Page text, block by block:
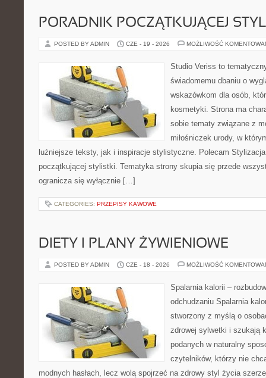
PORADNIK POCZĄTKUJĄCEJ
POSTED BY ADMIN CZE - 19 - 2026 MOŻLIWOŚĆ
Studio Veriss to
świadomemu dbaniu o
wskazówkom dla osób,
kosmetyki. Strona ma
sobie tematy związane z
miłośniczek urody, w
luźniejsze teksty, jak i inspiracje stylistyczne. Polecam
początkującej stylistki. Tematyka strony skupia się przede
ogranicza się wyłącznie […]
CATEGORIES: PRZEPISY KAWOWE
DIETY I PLANY ŻYWIENIOWE
POSTED BY ADMIN CZE - 18 - 2026 MOŻLIWOŚĆ
Spalarnia kalorii –
odchudzaniu Spalarnia
stworzony z myślą o
zdrowej sylwetki i szukają
podanych w naturalny
czytelników, którzy nie
modnych hasłach, lecz wolą spojrzeć na zdrowy styl życia